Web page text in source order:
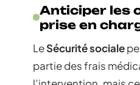
Anticiper les
prise en
LeSécurité sociale
partie des frais